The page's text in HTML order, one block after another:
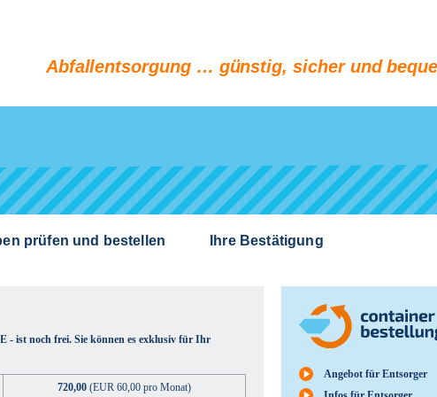
Abfallentsorgung … günstig, sicher und
prüfen und bestellen Ihre Bestätigung
- ist noch frei. Sie können es exklusiv für Ihr
720,00 (EUR 60,00 pro Monat)
Angebot für Entsorger